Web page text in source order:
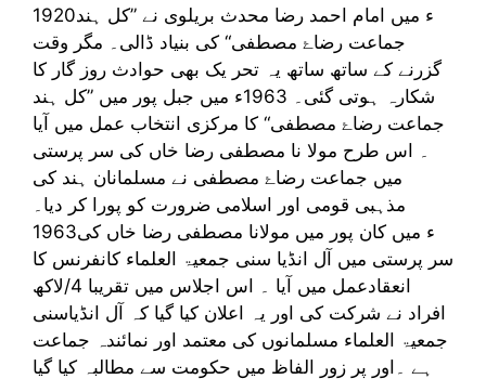
1920ء میں امام احمد رضا محدث بریلوی نے ”کل ہند
جماعت رضاۓ مصطفی“ کی بنیاد ڈالی۔ مگر وقت
گزرنے کے ساتھ ساتھ یہ تحر یک بھی حوادث روز گار کا
شکارہ ہوتی گئی۔ 1963ء میں جبل پور میں ”کل ہند
جماعت رضاۓ مصطفی“ کا مرکزی انتخاب عمل میں آیا
۔ اس طرح مولا نا مصطفی رضا خاں کی سر پرستی
میں جماعت رضاۓ مصطفی نے مسلمانان ہند کی
مذہبی قومی اور اسلامی ضرورت کو پورا کر دیا۔
1963ء میں کان پور میں مولانا مصطفی رضا خاں کی
سر پرستی میں آل انڈیا سنی جمعیۃ العلماء کانفرنس کا
انعقادعمل میں آیا ۔ اس اجلاس میں تقریبا 4/لاکھ
افراد نے شرکت کی اور یہ اعلان کیا گیا کہ آل انڈیاسنی
جمعیۃ العلماء مسلمانوں کی معتمد اور نمائندہ جماعت
ہے ۔اور پر زور الفاظ میں حکومت سے مطالبہ کیا گیا